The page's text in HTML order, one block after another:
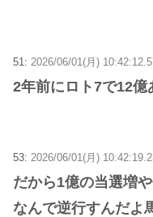
51: 2026/06/01(月)
2年前にロト7で12億
53: 2026/06/01(月)
だから1億の当選増
なんで逆行すんだよ